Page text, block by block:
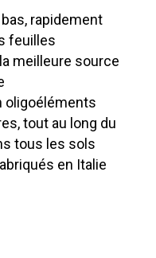
rapidement
feuilles
meilleure source
oligoéléments
tout au long du
tous les sols
en Italie